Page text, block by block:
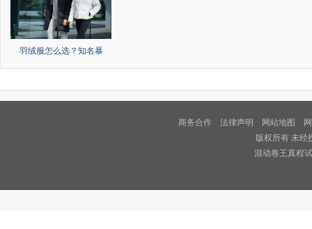
羽绒服怎么选？知名暴
商务合作 法律声明 网站地图
版权所有 未经
混动卷王真程